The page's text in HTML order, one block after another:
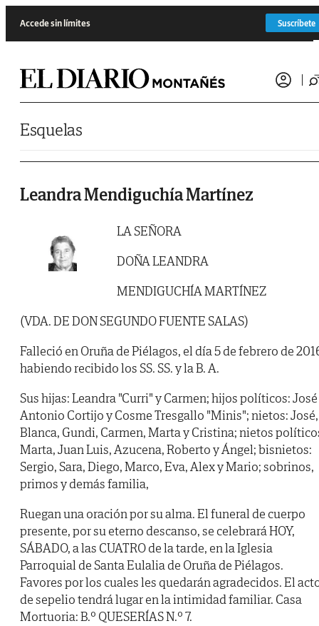
Accede sin límites Suscríbete
Esquelas
Leandra Mendiguchía Martínez
LA SEÑORA
DOÑA LEANDRA
MENDIGUCHÍA MARTÍNEZ
(VDA. DE DON SEGUNDO FUENTE SALAS)
Falleció en Oruña de Piélagos, el día 5 de febrero de
habiendo recibido los SS. SS. y la B. A.
Sus hijas: Leandra "Curri" y Carmen; hijos políticos: José
Antonio Cortijo y Cosme Tresgallo "Minis"; nietos: José,
Blanca, Gundi, Carmen, Marta y Cristina; nietos
Marta, Juan Luis, Azucena, Roberto y Ángel; bisnietos:
Sergio, Sara, Diego, Marco, Eva, Alex y Mario; sobrinos,
primos y demás familia,
Ruegan una oración por su alma. El funeral de cuerpo
presente, por su eterno descanso, se celebrará HOY,
SÁBADO, a las CUATRO de la tarde, en la Iglesia
Parroquial de Santa Eulalia de Oruña de Piélagos.
Favores por los cuales les quedarán agradecidos. El
de sepelio tendrá lugar en la intimidad familiar. Casa
Mortuoria: B.º QUESERÍAS N.º 7.